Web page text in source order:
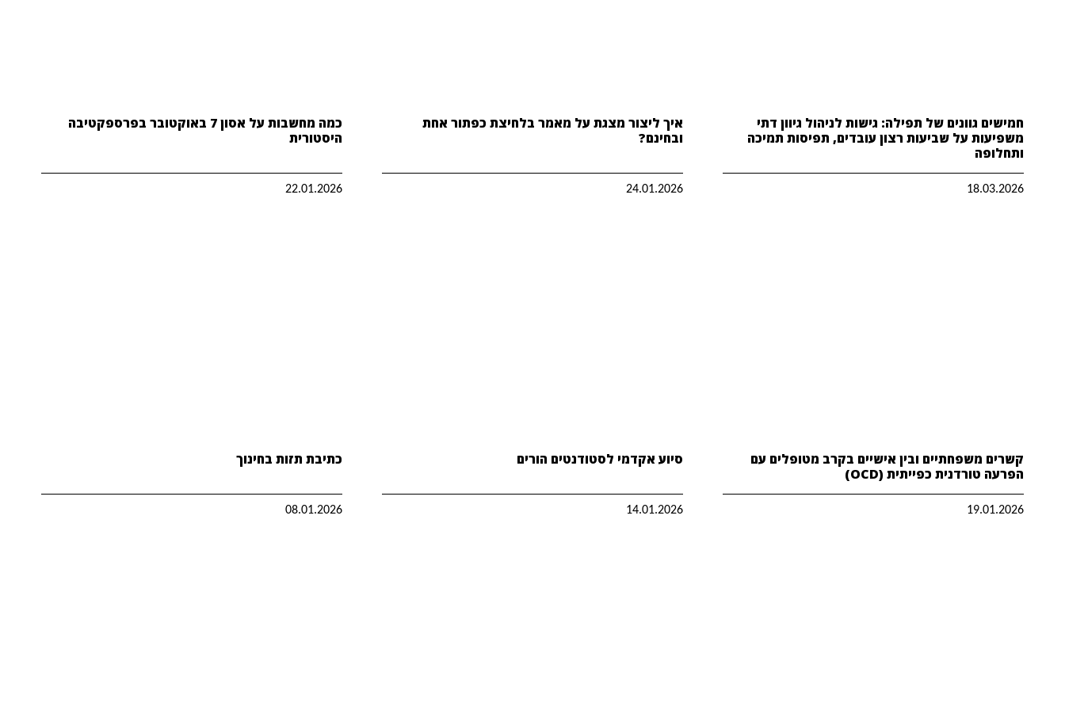
חמישים גוונים של תפילה: גישות לניהול גיוון דתי
משפיעות על שביעות רצון עובדים, תפיסות תמיכה
ותחלופה
18.03.2026
איך ליצור מצגת על מאמר בלחיצת כפתור אחת
ובחינם?
24.01.2026
כמה מחשבות על אסון 7 באוקטובר בפרספקטיבה
היסטורית
22.01.2026
קשרים משפחתיים ובין אישיים בקרב מטופלים עם
הפרעה טורדנית כפייתית (OCD)
19.01.2026
סיוע אקדמי לסטודנטים הורים
14.01.2026
כתיבת תזות בחינוך
08.01.2026